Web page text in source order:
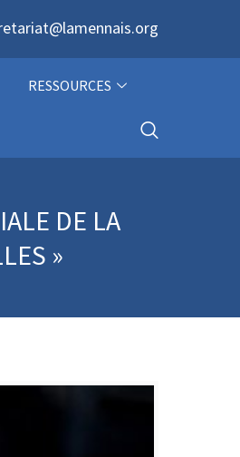
RESSOURCES
DE LA
»